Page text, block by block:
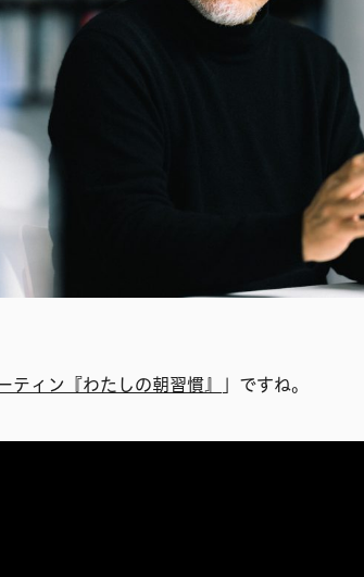
ティン『わたしの朝習慣』 」ですね。